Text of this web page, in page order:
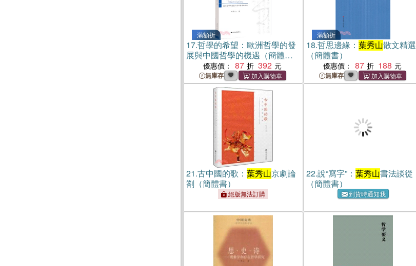
滿額折
17.哲學的希望：歐洲哲學的發
展與中國哲學的機遇（簡體
優惠價： 87 392
無庫存
滿額折
18.哲思邊緣： 葉秀山散文精選
（簡體書）
優惠價： 87 188
無庫存
21.古中國的歌： 葉秀山京劇論
劄（簡體書）
絕版無法訂購
22.說“寫字”： 葉秀山書法談從
（簡體書）
到貨時通知我